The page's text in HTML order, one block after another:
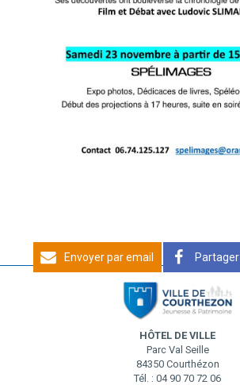
Envoyer par email Partager
HÔTEL DE VILLE
Parc Val Seille
84350 Courthézon
Tél. : 04 90 70 72 06